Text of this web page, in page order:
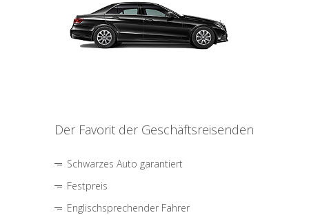
Der Favorit der Geschäftsreisenden
Schwarzes Auto garantiert
Festpreis
Englischsprechender Fahrer